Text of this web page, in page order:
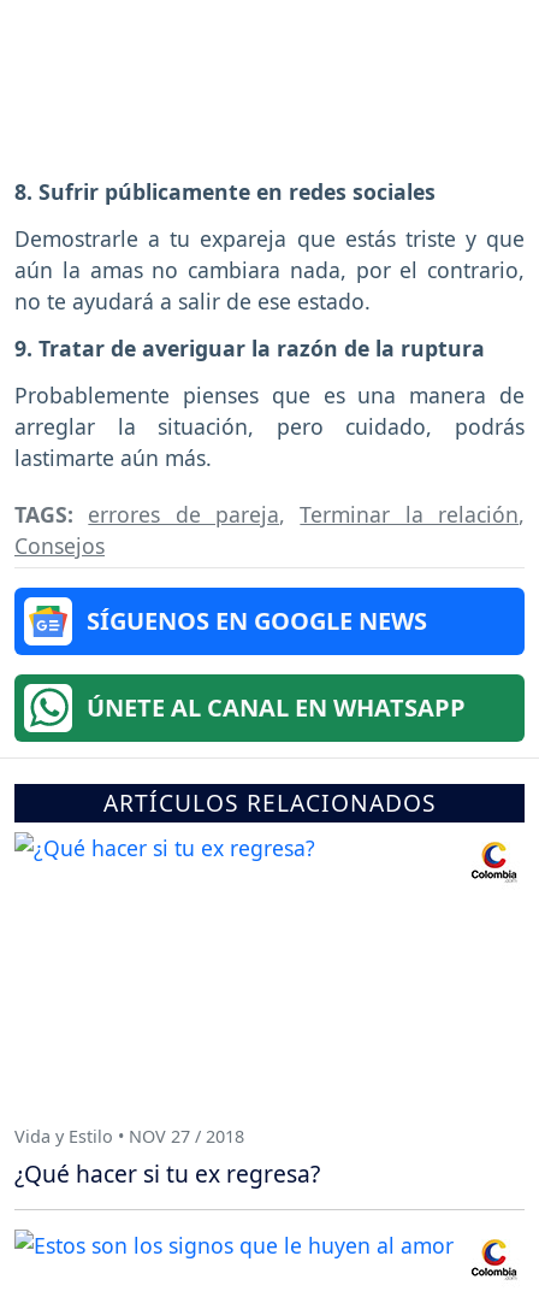
8. Sufrir públicamente en redes sociales
Demostrarle a tu expareja que estás triste y que
aún la amas no cambiara nada, por el contrario,
no te ayudará a salir de ese estado.
9. Tratar de averiguar la razón de la ruptura
Probablemente pienses que es una manera de
arreglar la situación, pero cuidado, podrás
lastimarte aún más.
TAGS: errores de pareja,Terminar la relación,
Consejos
SÍGUENOS EN GOOGLE NEWS
ÚNETE AL CANAL EN WHATSAPP
ARTÍCULOS RELACIONADOS
Vida y Estilo • NOV 27 / 2018
¿Qué hacer si tu ex regresa?